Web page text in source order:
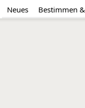
Neues Bestimmen